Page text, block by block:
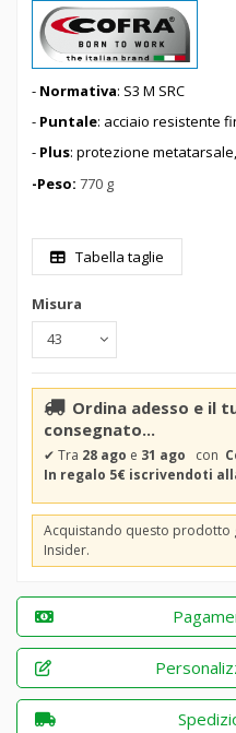
- Normativa: S3 M SRC
- Puntale: acciaio resistente
- Plus: protezione
-Peso: 770 g
Tabella taglie
Misura
Ordina adesso e il
consegnato...
✔ Tra 28 ago e 31 ago con
In regalo 5€ iscrivendoti
Acquistando questo prodotto
Insider.